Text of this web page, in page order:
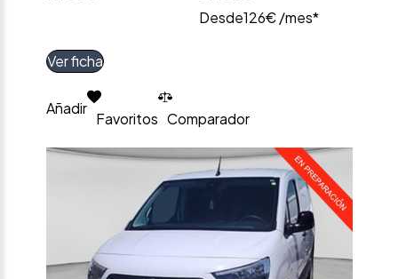
Desde126€ /mes*
Ver ficha
Añadir
Favoritos Comparador